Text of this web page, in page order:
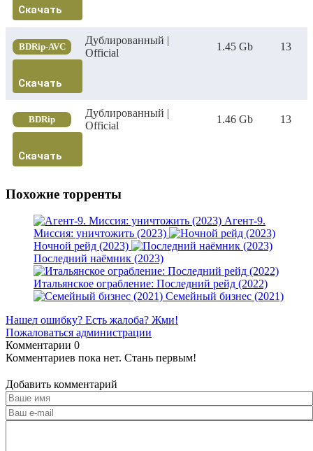
Скачать
BDRip-AVC
Дублированный |
Official
1.45 Gb 13
Скачать
BDRip
Дублированный |
Official
1.46 Gb 13
Скачать
Похожие торренты
Агент-9.
Миссия: уничтожить (2023)
Ночной рейд (2023)
Последний наёмник (2023)
Итальянское ограбление: Последний рейд (2022)
Семейный бизнес (2021)
Нашел ошибку? Есть жалоба? Жми!
Пожаловаться администрации
Комментарии 0
Комментариев пока нет. Стань первым!
Добавить комментарий